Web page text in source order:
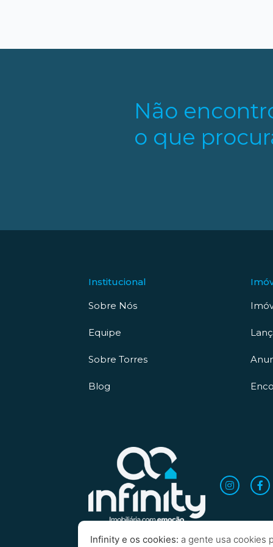
Não
o que
Institucional
Sobre Nós
Equipe
Sobre Torres
Blog
Infinity e os cookies: a gente usa cookies